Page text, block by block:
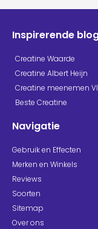
Inspirerende
Creatine Waarde
Creatine Albert Heijn
Creatine meenemen
Beste Creatine
Navigatie
Gebruik en Effecten
Merken en Winkels
Reviews
Soorten
Sitemap
Over ons